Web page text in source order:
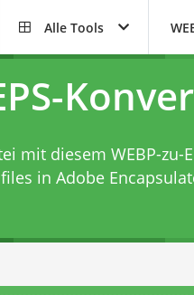
Alle Tools
mit diesem WEBP-zu-
in Adobe